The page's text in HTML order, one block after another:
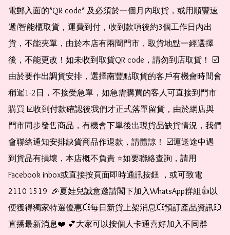
電郵入面的*QR code* 及必須於一個月內取貨，或用順豐速
遞/智能櫃取貨，運費到付，收到款項後約3個工作日內出
貨，不能夾單，由於本店有兩間門市，取貨地點一經選擇
後，不能更改！如未收到取貨QR code，請勿到店取貨！ ☑️
由於要作出調貨安排，選擇南豐點取貨的客戶有機會時間會
稍遲1-2日，不接受急單，如急需購買的客人可直接到門市
購買 ☑️收到付款確認後我們才正式落單留貨，由於網店與
門市同步發售商品，有機會下單後出現貨品缺貨情況，我們
會聯絡通知安排缺貨商品作退款，請體諒！ ☑️運送途中遇
到貨品有損壞，本店概不負責 ⭐️如要聯絡查詢，請用
Facebook inbox或直接按頁面即時通訊按鈕 ，或可致電
2110 1519  🎉夏娃兒誠意邀請閣下加入WhatsApp群組👍以
便獲得獨家特選優惠💥每日新貨上架消息💥預訂產品資訊💥
直播最新消息❤️ 💕大家可以按個人卡通喜好加入不同群